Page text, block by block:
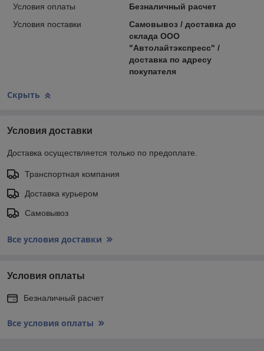
Условия оплаты
Безналичный расчет
Условия поставки
Самовывоз / доставка до
склада ООО
"Автолайтэкспресс" /
доставка по адресу
покупателя
Скрыть
Условия доставки
Доставка осуществляется только по предоплате.
Транспортная компания
Доставка курьером
Самовывоз
Все условия доставки
Условия оплаты
Безналичный расчет
Все условия оплаты